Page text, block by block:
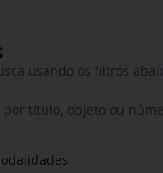
usando os filtros